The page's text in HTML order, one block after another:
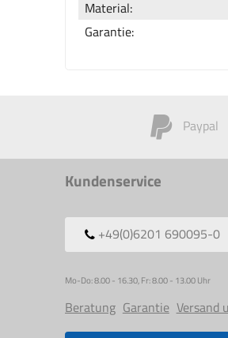
Material:
Garantie:
Paypal
Kundenservice
+49(0)6201 690095-0
Mo-Do: 8.00 - 16.30, Fr: 8.00 - 13.00 Uhr
Beratung Garantie Versand